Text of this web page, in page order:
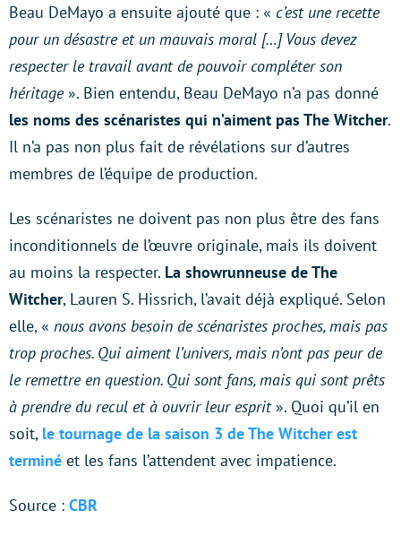
Beau DeMayo a ensuite ajouté que : « c’est une recette
pour un désastre et un mauvais moral […] Vous devez
respecter le travail avant de pouvoir compléter son
héritage». Bien entendu, Beau DeMayo n’a pas donné
les noms des scénaristes qui n’aiment pas The Witcher.
Il n’a pas non plus fait de révélations sur d’autres
membres de l’équipe de production.
Les scénaristes ne doivent pas non plus être des fans
inconditionnels de l’œuvre originale, mais ils doivent
au moins la respecter. La showrunneuse de The
Witcher, Lauren S. Hissrich, l’avait déjà expliqué. Selon
elle, « nous avons besoin de scénaristes proches, mais pas
trop proches. Qui aiment l’univers, mais n’ont pas peur de
le remettre en question. Qui sont fans, mais qui sont prêts
à prendre du recul et à ouvrir leur esprit ». Quoi qu’il en
soit, le tournage de la saison 3 de The Witcher est
terminé et les fans l’attendent avec impatience.
Source : CBR